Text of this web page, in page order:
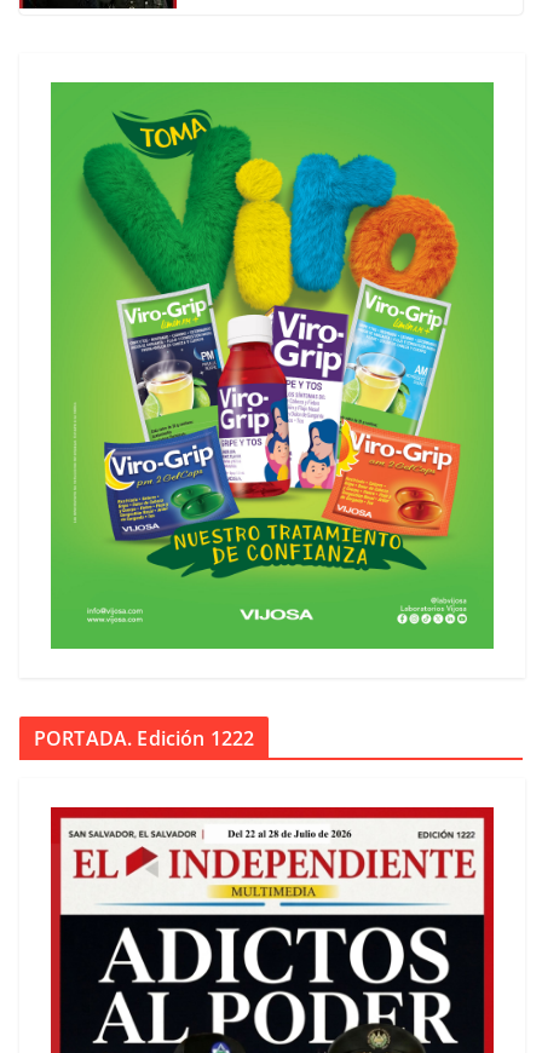
PORTADA. Edición 1222